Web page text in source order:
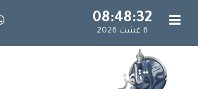
08:48:33
6 غشت 2026